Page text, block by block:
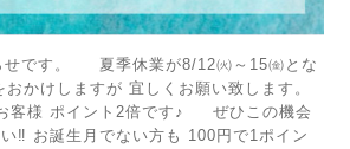
せです。 夏季休業が8/12㈫～15㈮とな
かけしますが 宜しくお願い致します。
客様 ポイント2倍です♪ ぜひこの機会
‼️ お誕生月でない方も 100円で1ポイン